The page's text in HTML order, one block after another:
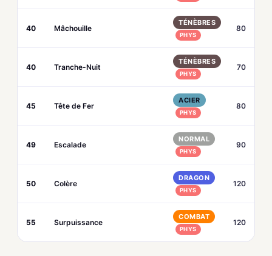
40 Mâchouille
TÉNÈBRES
PHYS
80
40 Tranche-Nuit
TÉNÈBRES
PHYS
70
45 Tête de Fer
ACIER
PHYS
80
49 Escalade
NORMAL
PHYS
90
50 Colère
DRAGON
PHYS
120
55 Surpuissance
COMBAT
PHYS
120